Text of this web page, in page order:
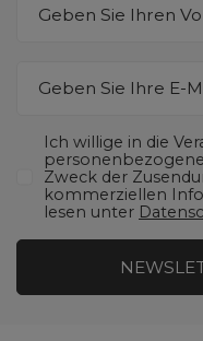
Geben Sie Ihren
Geben Sie Ihre E-
Ich willige in die
Zweck der
kommerziellen
lesen unter